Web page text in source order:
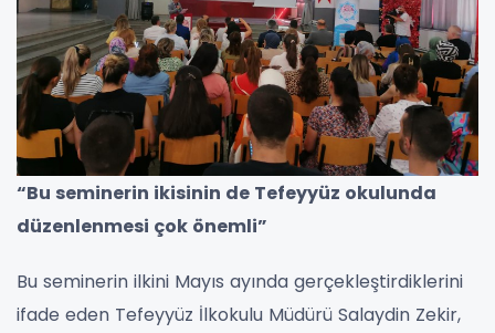
“Bu seminerin ikisinin de Tefeyyüz okulunda
düzenlenmesi çok önemli”
Bu seminerin ilkini Mayıs ayında gerçekleştirdiklerini
ifade eden Tefeyyüz İlkokulu Müdürü Salaydin Zekir,